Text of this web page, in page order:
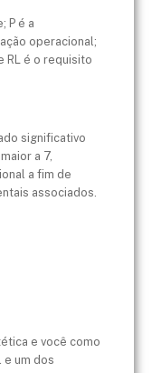
P é a
operacional;
RL é o requisito
significativo
a 7,
a fim de
associados.
e você como
e um dos